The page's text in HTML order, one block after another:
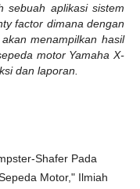
sebuah aplikasi sistem
factor dimana dengan
menampilkan hasil
motor Yamaha X-
dan laporan.
Shafer Pada
Motor," Ilmiah